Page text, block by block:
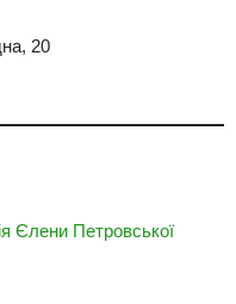
20
Єлени Петровської